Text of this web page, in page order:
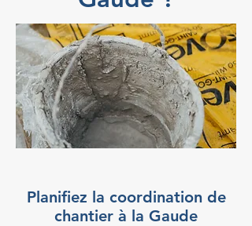
Planifiez la coordination de
chantier à la Gaude